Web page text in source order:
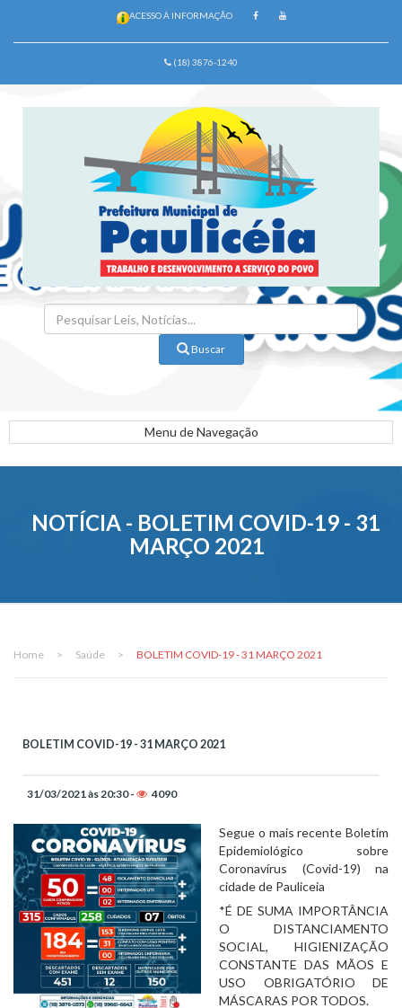
ACESSO À INFORMAÇÃO
(18) 3876-1240
Buscar
Menu de Navegação
NOTÍCIA - BOLETIM COVID-19 - 31
MARÇO 2021
Home > Saúde > BOLETIM COVID-19 - 31 MARÇO 2021
BOLETIM COVID-19 - 31 MARÇO 2021
31/03/2021 às 20:30 - 4090
Segue o mais recente Boletim
Epidemiológico sobre
Coronavírus (Covid-19) na
cidade de Pauliceia
*É DE SUMA IMPORTÂNCIA
O DISTANCIAMENTO
SOCIAL, HIGIENIZAÇÃO
CONSTANTE DAS MÃOS E
USO OBRIGATÓRIO DE
MÁSCARAS POR TODOS.